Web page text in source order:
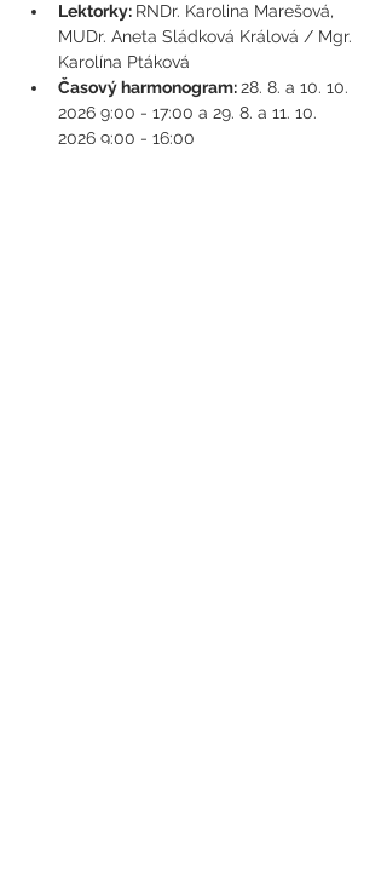
Lektorky: RNDr. Karolina Marešová,
MUDr. Aneta Sládková Králová / Mgr.
Karolína Ptáková
Časový harmonogram: 28. 8. a 10. 10.
2026 9:00 - 17:00 a 29. 8. a 11. 10.
2026 9:00 - 16:00